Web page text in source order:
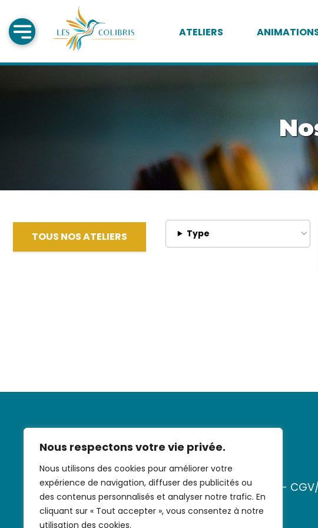
Nous respectons votre vie privée.
Nous utilisons des cookies pour améliorer votre
expérience de navigation, diffuser des publicités ou
des contenus personnalisés et analyser notre trafic. En
cliquant sur « Tout accepter », vous consentez à notre
utilisation des cookies.
ATELIERS
TOUS NOS ATELIERS Type
Nous contacter -